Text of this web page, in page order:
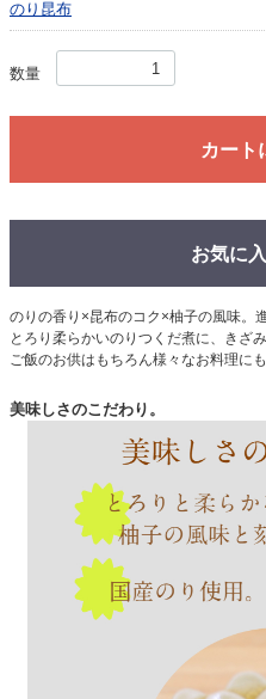
のり昆布
数量
カート
お気に
のりの香り×昆布のコク×柚子の風味。
とろり柔らかいのりつくだ煮に、きざ
ご飯のお供はもちろん様々なお料理に
美味しさのこだわり。